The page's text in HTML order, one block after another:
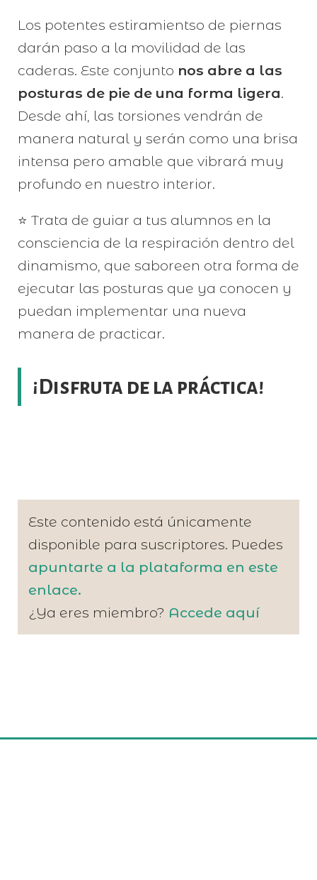
Los potentes estiramientso de piernas
darán paso a la movilidad de las
caderas. Este conjunto nos abre a las
posturas de pie de una forma ligera.
Desde ahí, las torsiones vendrán de
manera natural y serán como una brisa
intensa pero amable que vibrará muy
profundo en nuestro interior.
⭐️ Trata de guiar a tus alumnos en la
consciencia de la respiración dentro del
dinamismo, que saboreen otra forma de
ejecutar las posturas que ya conocen y
puedan implementar una nueva
manera de practicar.
¡Disfruta de la práctica!
Este contenido está únicamente
disponible para suscriptores. Puedes
apuntarte a la plataforma en este
enlace.
¿Ya eres miembro? Accede aquí